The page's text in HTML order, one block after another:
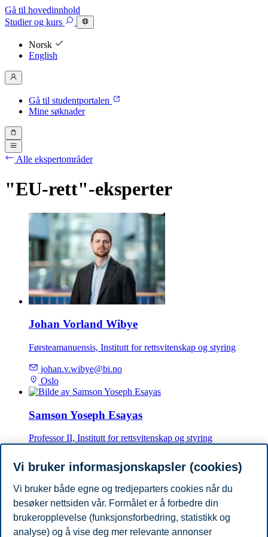
Gå til hovedinnhold
Studierog kurs
Norsk
English
Gå til studentportalen
Mine søknader
Alle ekspertområder
"EU-rett"-eksperter
Johan Vorland Wibye
Førsteamanuensis, Institutt for rettsvitenskap og styring
johan.v.wibye@bi.no
Oslo
Samson Yoseph Esayas
Professor II, Institutt for rettsvitenskap og styring
Oslo
Yvette Lind
Professor, Institutt for rettsvitenskap og styring
Vi bruker informasjonskapsler (cookies)
Vi bruker både egne og tredjeparters cookies når du
besøker nettsiden vår. Formålet er å forbedre din
brukeropplevelse (funksjonsforbedring, statistikk og
analyse) og å vise deg mer relevante annonser